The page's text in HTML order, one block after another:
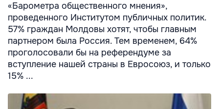
«Барометра общественного мнения»,
проведенного Институтом публичных политик.
57% граждан Молдовы хотят, чтобы главным
партнером была Россия. Тем временем, 64%
проголосовали бы на референдуме за
вступление нашей страны в Евросоюз, и только
15% ...